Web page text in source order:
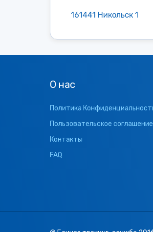
161441 Никольск 1
О нас
Политика
Пользовательское соглашение
Контакты
FAQ